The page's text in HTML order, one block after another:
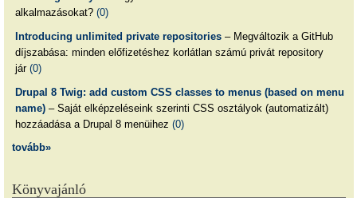
alkalmazásokat? (0)
Introducing unlimited private repositories– Megváltozik a GitHub
díjszabása: minden előfizetéshez korlátlan számú privát repository
jár (0)
Drupal 8 Twig: add custom CSS classes to menus (based on menu
name)– Saját elképzeléseink szerinti CSS osztályok (automatizált)
hozzáadása a Drupal 8 menüihez (0)
tovább»
Könyvajánló